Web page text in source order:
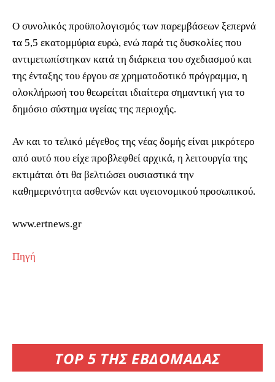
TOP 5 ΤΗΣ ΕΒΔΟΜΑΔΑΣ
Ο συνολικός προϋπολογισμός των παρεμβάσεων ξεπερνά
τα 5,5 εκατομμύρια ευρώ, ενώ παρά τις δυσκολίες που
αντιμετωπίστηκαν κατά τη διάρκεια του σχεδιασμού και
της ένταξης του έργου σε χρηματοδοτικό πρόγραμμα, η
ολοκλήρωσή του θεωρείται ιδιαίτερα σημαντική για το
δημόσιο σύστημα υγείας της περιοχής.
Αν και το τελικό μέγεθος της νέας δομής είναι μικρότερο
από αυτό που είχε προβλεφθεί αρχικά, η λειτουργία της
εκτιμάται ότι θα βελτιώσει ουσιαστικά την
καθημερινότητα ασθενών και υγειονομικού προσωπικού.
www.ertnews.gr
Πηγή